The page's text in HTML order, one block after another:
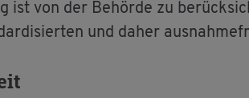
ist von der Be­hör­de zu
und daher